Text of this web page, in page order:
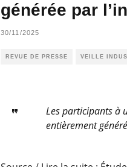
générée par
30/11/2025
REVUE DE PRESSE VEILLE
Les participants à
entièrement